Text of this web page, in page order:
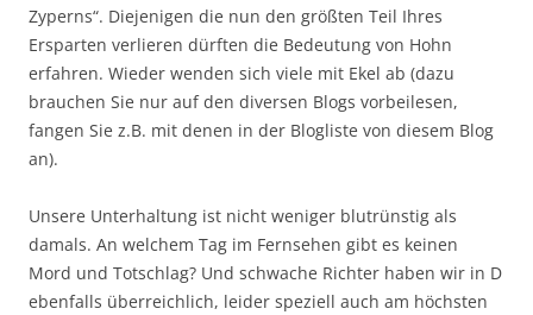
Zyperns“. Diejenigen die nun den größten Teil Ihres
Ersparten verlieren dürften die Bedeutung von Hohn
erfahren. Wieder wenden sich viele mit Ekel ab (dazu
brauchen Sie nur auf den diversen Blogs vorbeilesen,
fangen Sie z.B. mit denen in der Blogliste von diesem Blog
an).
Unsere Unterhaltung ist nicht weniger blutrünstig als
damals. An welchem Tag im Fernsehen gibt es keinen
Mord und Totschlag? Und schwache Richter haben wir in D
ebenfalls überreichlich, leider speziell auch am höchsten